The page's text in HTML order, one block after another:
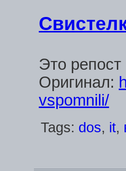
Это
Оригинал:
vspomnili/
Tags: dos, it,